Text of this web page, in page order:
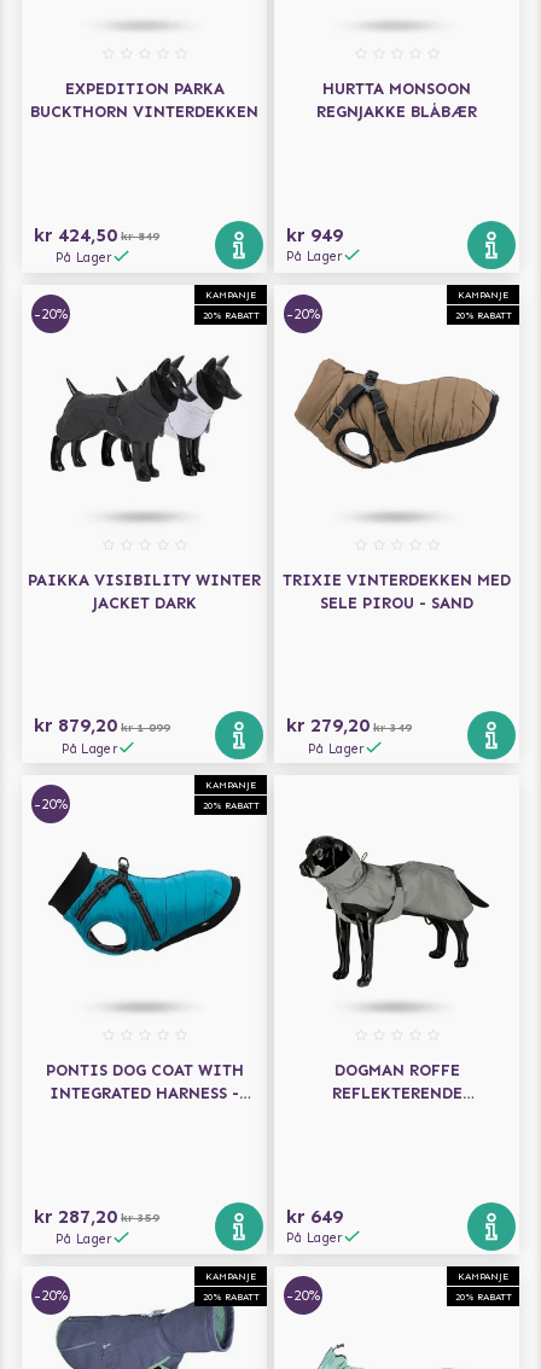
EXPEDITION PARKA
BUCKTHORN VINTERDEKKEN
kr 424,50 kr 849
På Lager
HURTTA MONSOON
REGNJAKKE BLÅBÆR
kr 949
På Lager
KAMPANJE
20% RABATT
-20%
PAIKKA VISIBILITY WINTER
JACKET DARK
kr 879,20 kr 1 099
På Lager
KAMPANJE
20% RABATT
-20%
TRIXIE VINTERDEKKEN MED
SELE PIROU - SAND
kr 279,20 kr 349
På Lager
KAMPANJE
20% RABATT
-20%
PONTIS DOG COAT WITH
INTEGRATED HARNESS -
kr 287,20 kr 359
På Lager
DOGMAN ROFFE
REFLEKTERENDE
kr 649
På Lager
KAMPANJE
20% RABATT
-20%
KAMPANJE
20% RABATT
-20%